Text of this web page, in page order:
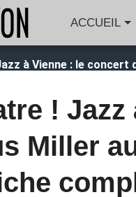
ACCUEIL
à Vienne : le
!
Miller